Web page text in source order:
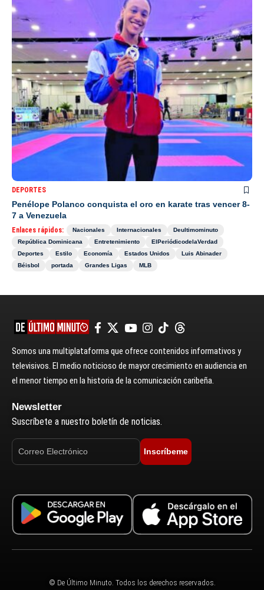
DEPORTES
Penélope Polanco conquista el oro en karate tras vencer 8-
7 a Venezuela
Enlaces rápidos: Nacionales Internacionales
Deultimominuto
República Dominicana
Entretenimiento
ElPeriódicodelaVerdad
Deportes
Estilo Economía Estados Unidos
Luis Abinader
Béisbol
portada Grandes Ligas MLB
Somos una multiplataforma que ofrece contenidos informativos y
televisivos. El medio noticioso de mayor crecimiento en audiencia en
el menor tiempo en la historia de la comunicación caribeña.
Newsletter
Suscríbete a nuestro boletín de noticias.
Inscríbeme
© De Último Minuto. Todos los derechos reservados.